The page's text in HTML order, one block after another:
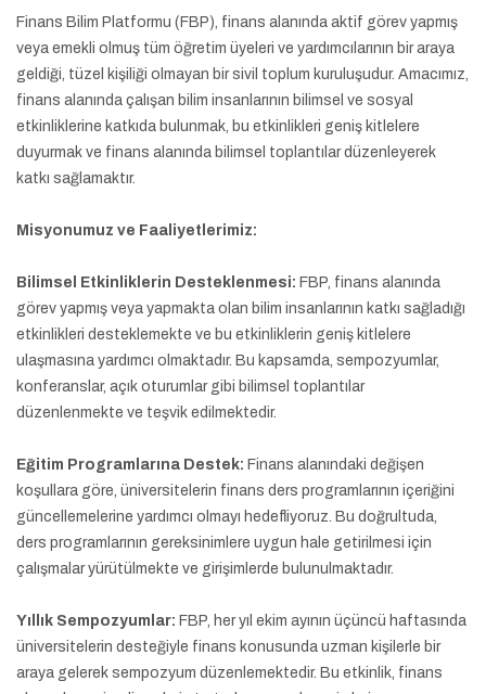
Finans Bilim Platformu (FBP), finans alanında aktif görev yapmış
veya emekli olmuş tüm öğretim üyeleri ve yardımcılarının bir araya
geldiği, tüzel kişiliği olmayan bir sivil toplum kuruluşudur. Amacımız,
finans alanında çalışan bilim insanlarının bilimsel ve sosyal
etkinliklerine katkıda bulunmak, bu etkinlikleri geniş kitlelere
duyurmak ve finans alanında bilimsel toplantılar düzenleyerek
katkı sağlamaktır.
Misyonumuz ve Faaliyetlerimiz:
Bilimsel Etkinliklerin Desteklenmesi: FBP, finans alanında
görev yapmış veya yapmakta olan bilim insanlarının katkı sağladığı
etkinlikleri desteklemekte ve bu etkinliklerin geniş kitlelere
ulaşmasına yardımcı olmaktadır. Bu kapsamda, sempozyumlar,
konferanslar, açık oturumlar gibi bilimsel toplantılar
düzenlenmekte ve teşvik edilmektedir.
Eğitim Programlarına Destek: Finans alanındaki değişen
koşullara göre, üniversitelerin finans ders programlarının içeriğini
güncellemelerine yardımcı olmayı hedefliyoruz. Bu doğrultuda,
ders programlarının gereksinimlere uygun hale getirilmesi için
çalışmalar yürütülmekte ve girişimlerde bulunulmaktadır.
Yıllık Sempozyumlar: FBP, her yıl ekim ayının üçüncü haftasında
üniversitelerin desteğiyle finans konusunda uzman kişilerle bir
araya gelerek sempozyum düzenlemektedir. Bu etkinlik, finans